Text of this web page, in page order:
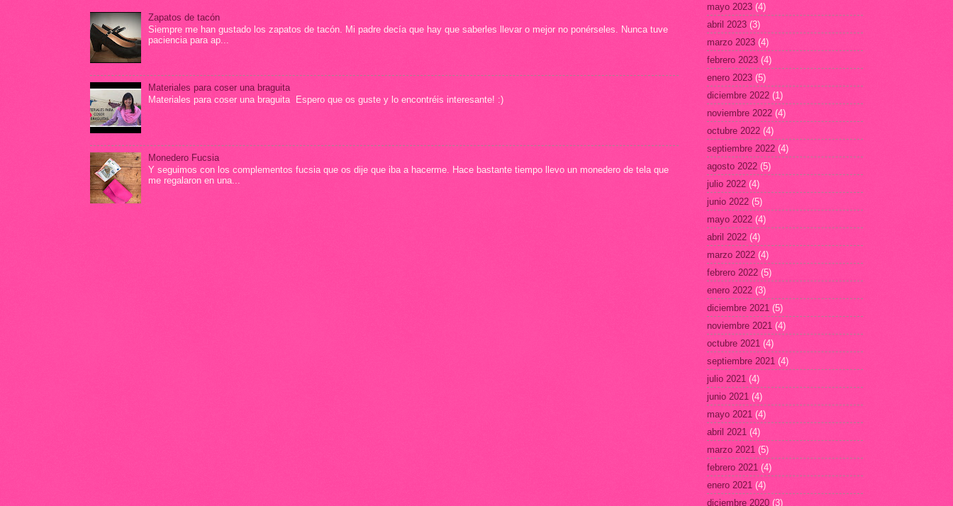
Zapatos de tacón
Siempre me han gustado los zapatos de tacón. Mi padre decía que hay que saberles llevar o mejor no ponérseles. Nunca tuve
paciencia para ap...
Materiales para coser una braguita
Materiales para coser una braguita Espero que os guste y lo encontréis interesante! :)
Monedero Fucsia
Y seguimos con los complementos fucsia que os dije que iba a hacerme. Hace bastante tiempo llevo un monedero de tela que
me regalaron en una...
mayo 2023 (4)
abril 2023 (3)
marzo 2023 (4)
febrero 2023 (4)
enero 2023 (5)
diciembre 2022 (1)
noviembre 2022 (4)
octubre 2022 (4)
septiembre 2022 (4)
agosto 2022 (5)
julio 2022 (4)
junio 2022 (5)
mayo 2022 (4)
abril 2022 (4)
marzo 2022 (4)
febrero 2022 (5)
enero 2022 (3)
diciembre 2021 (5)
noviembre 2021 (4)
octubre 2021 (4)
septiembre 2021 (4)
julio 2021 (4)
junio 2021 (4)
mayo 2021 (4)
abril 2021 (4)
marzo 2021 (5)
febrero 2021 (4)
enero 2021 (4)
diciembre 2020 (3)